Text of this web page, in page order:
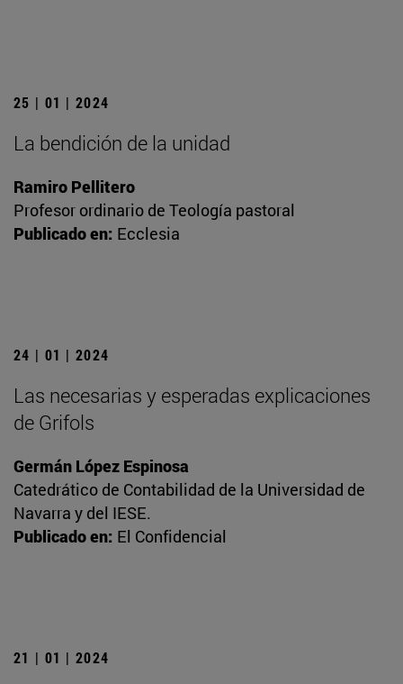
25 | 01 | 2024
La bendición de la unidad
Ramiro Pellitero
Profesor ordinario de Teología pastoral
Publicado en: Ecclesia
24 | 01 | 2024
Las necesarias y esperadas explicaciones
de Grifols
Germán López Espinosa
Catedrático de Contabilidad de la Universidad de
Navarra y del IESE.
Publicado en: El Confidencial
21 | 01 | 2024